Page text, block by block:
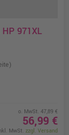
971XL
o. MwSt. 47,89 €
56,99 €
MwSt. zzgl. Versand